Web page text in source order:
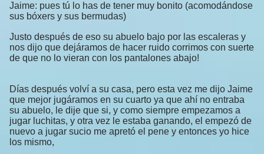
Jaime: pues tú lo has de tener muy bonito (acomodándose
sus bóxers y sus bermudas)
Justo después de eso su abuelo bajo por las escaleras y
nos dijo que dejáramos de hacer ruido corrimos con suerte
de que no lo vieran con los pantalones abajo!
Días después volví a su casa, pero esta vez me dijo Jaime
que mejor jugáramos en su cuarto ya que ahí no entraba
su abuelo, le dije que si, y como siempre empezamos a
jugar luchitas, y otra vez le estaba ganando, el empezó de
nuevo a jugar sucio me apretó el pene y entonces yo hice
los mismo,